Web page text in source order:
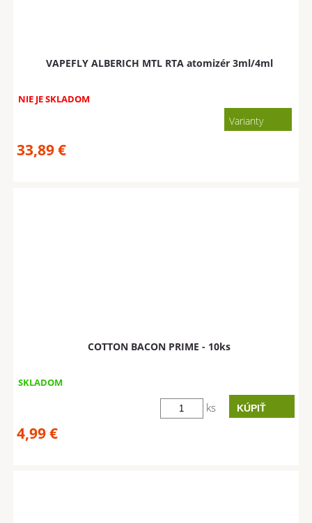
VAPEFLY ALBERICH MTL RTA atomizér 3ml/4ml
NIE JE SKLADOM
Varianty
33,89€
COTTON BACON PRIME - 10ks
SKLADOM
ks
4,99€